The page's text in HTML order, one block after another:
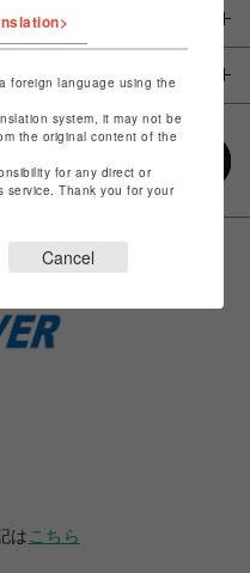
は こちら
foreign language using the
system, it may not be
the original content of the
for any direct or
service. Thank you for your
Cancel